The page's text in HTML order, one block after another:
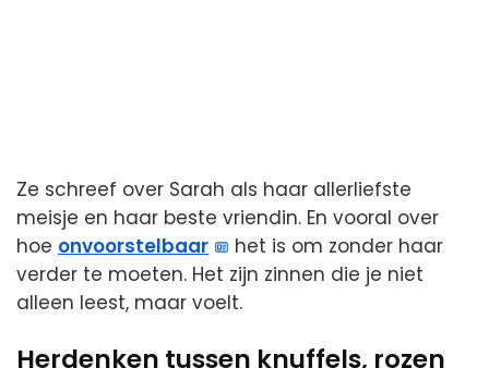
Ze schreef over Sarah als haar allerliefste
meisje en haar beste vriendin. En vooral over
hoe onvoorstelbaar
het is om zonder haar
verder te moeten. Het zijn zinnen die je niet
alleen leest, maar voelt.
Herdenken tussen knuffels, rozen